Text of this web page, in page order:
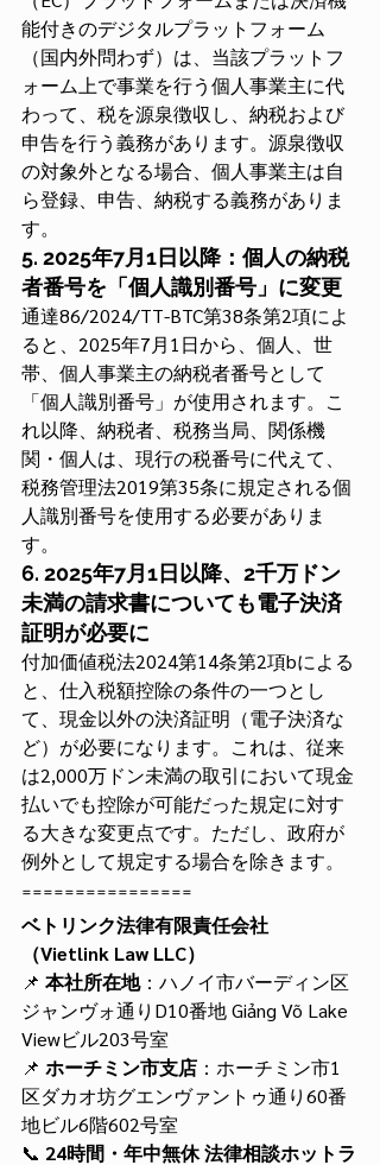
能付きのデジタルプラットフォーム
（国内外問わず）は、当該プラットフ
ォーム上で事業を行う個人事業主に代
わって、税を源泉徴収し、納税および
申告を行う義務があります。源泉徴収
の対象外となる場合、個人事業主は自
ら登録、申告、納税する義務がありま
す。
5. 2025年7月1日以降：個人の納税
者番号を「個人識別番号」に変更
通達86/2024/TT-BTC第38条第2項によ
ると、2025年7月1日から、個人、世
帯、個人事業主の納税者番号として
「個人識別番号」が使用されます。こ
れ以降、納税者、税務当局、関係機
関・個人は、現行の税番号に代えて、
税務管理法2019第35条に規定される個
人識別番号を使用する必要がありま
す。
6. 2025年7月1日以降、2千万ドン
未満の請求書についても電子決済
証明が必要に
付加価値税法2024第14条第2項bによる
と、仕入税額控除の条件の一つとし
て、現金以外の決済証明（電子決済な
ど）が必要になります。これは、従来
は2,000万ドン未満の取引において現金
払いでも控除が可能だった規定に対す
る大きな変更点です。ただし、政府が
例外として規定する場合を除きます。
================
ベトリンク法律有限責任会社
（Vietlink Law LLC）
📌 本社所在地：ハノイ市バーディン区
ジャンヴォ通りD10番地 Giảng Võ Lake
Viewビル203号室
📌 ホーチミン市支店 ：ホーチミン市1
区ダカオ坊グエンヴァントゥ通り60番
地ビル6階602号室
📞 24時間・年中無休 法律相談ホットラ